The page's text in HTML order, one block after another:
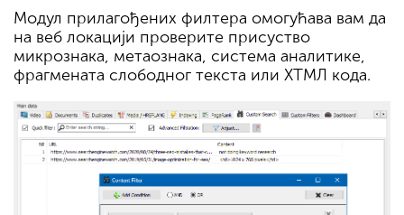
Модул прилагођених филтера омогућава вам да
на веб локацији проверите присуство
микрознака, метаознака, система аналитике,
фрагмената слободног текста или ХТМЛ кода.